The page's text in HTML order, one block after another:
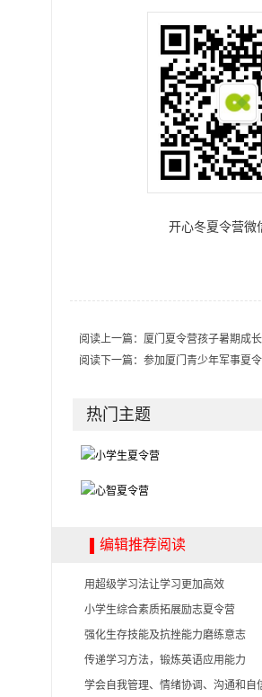
开心冬夏令营微
阅读上一篇： 厦门夏令营孩子暑期成
阅读下一篇： 参加厦门青少年军事夏
热门主题
编辑推荐阅读
用超级学习法让学习更加高效
小学生综合素质拓展励志夏令营
强化生存技能及抗挫能力磨练意志
传递学习方法，锻炼英语应用能力
学会自我管理、情绪协调、沟通和自